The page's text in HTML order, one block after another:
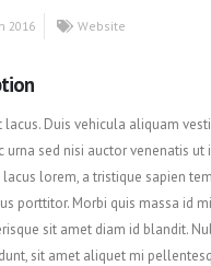
2016 Website
Duis vehicula aliquam
urna sed nisi auctor venenatis ut
lorem, a tristique sapien
porttitor. Morbi quis massa id
sit amet diam id blandit.
sit amet aliquet mi